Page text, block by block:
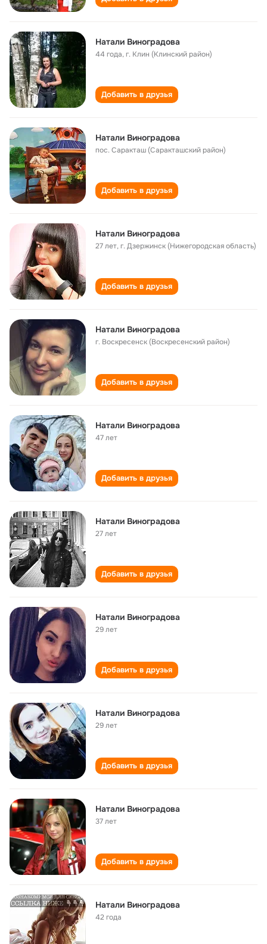
Натали Виноградова
44 года,г. Клин (Клинский район)
Добавить в друзья
Натали Виноградова
пос. Саракташ (Саракташский район)
Добавить в друзья
Натали Виноградова
27 лет,г. Дзержинск (Нижегородская область)
Добавить в друзья
Натали Виноградова
г. Воскресенск (Воскресенский район)
Добавить в друзья
Натали Виноградова
47 лет
Добавить в друзья
Натали Виноградова
27 лет
Добавить в друзья
Натали Виноградова
29 лет
Добавить в друзья
Натали Виноградова
29 лет
Добавить в друзья
Натали Виноградова
37 лет
Добавить в друзья
Натали Виноградова
42 года